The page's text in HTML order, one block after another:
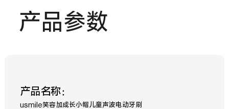
产品参数
产品名称：
usmile笑容加成长小帽儿童声波电动牙刷